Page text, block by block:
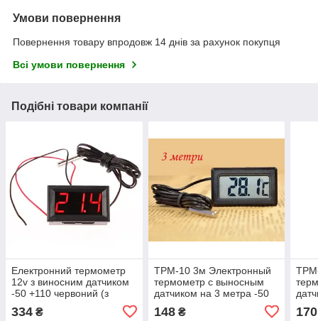
Умови повернення
Повернення товару впродовж 14 днів за рахунок покупця
Всі умови повернення
Подібні товари компанії
Електронний термометр
12v з виносним датчиком
-50 +110 червоний (з
334 ₴
TPM-10 3м Электронный
термометр с выносным
датчиком на 3 метра -50
148₴ 170